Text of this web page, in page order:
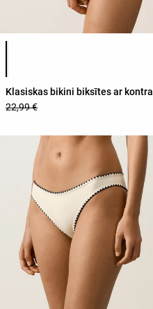
Produkta krāsu saraksts
Klasiskas bikini biksītes ar
22,99 €